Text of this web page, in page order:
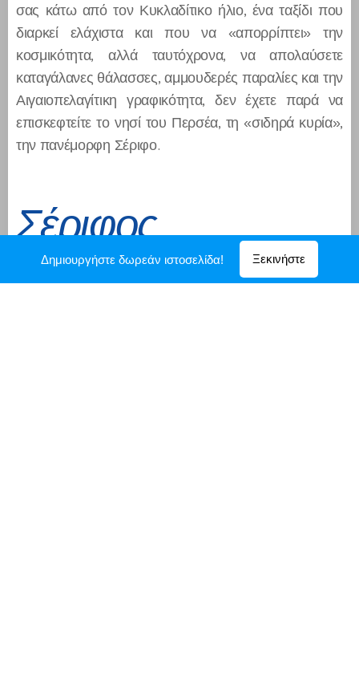
σας κάτω από τον Κυκλαδίτικο ήλιο, ένα ταξίδι που
διαρκεί ελάχιστα και που να «απορρίπτει» την
κοσμικότητα, αλλά ταυτόχρονα, να απολαύσετε
καταγάλανες θάλασσες, αμμουδερές παραλίες και την
Αιγαιοπελαγίτικη γραφικότητα, δεν έχετε παρά να
επισκεφτείτε το νησί του Περσέα, τη «σιδηρά κυρία»,
την πανέμορφη Σέριφο.
Σέριφος
Δημιουργήστε δωρεάν ιστοσελίδα! Ξεκινήστε